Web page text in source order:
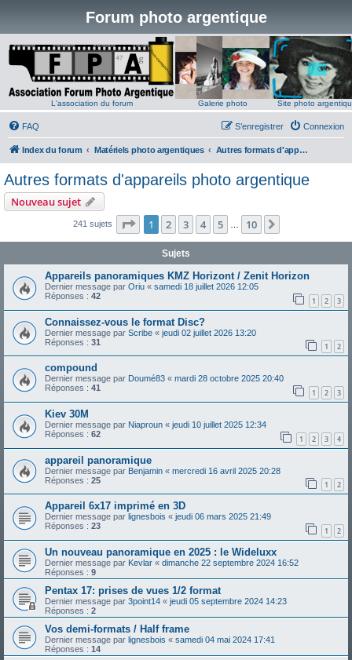
Forum photo argentique
L'association du forum Galerie photo Site photo
FAQ Connexion
S’enregistrer
Index du forum Matériels photo argentiques Autres formats d'appareils photo argentique
Autres formats d'appareils photo argentique
Nouveau sujet
241 sujets Page 1sur10
1 2 3 4 5 10
Sujets
Appareils panoramiques KMZ Horizont / Zenit Horizon
Dernier message par Oriu « samedi 18 juillet 2026 12:05
Réponses : 42 1 2 3
Connaissez-vous le format Disc?
Dernier message par Scribe « jeudi 02 juillet 2026 13:20
Réponses : 31 1 2
compound
Dernier message par Doumé83 « mardi 28 octobre 2025 20:40
Réponses : 41 1 2 3
Kiev 30M
Dernier message par Niaproun « jeudi 10 juillet 2025 12:34
Réponses : 62 1 2 3 4
appareil panoramique
Dernier message par Benjamin « mercredi 16 avril 2025 20:28
Réponses : 25 1 2
Appareil 6x17 imprimé en 3D
Dernier message par lignesbois « jeudi 06 mars 2025 21:49
Réponses : 23 1 2
Un nouveau panoramique en 2025 : le Wideluxx
Dernier message par Kevlar « dimanche 22 septembre 2024 16:52
Réponses : 9
Pentax 17: prises de vues 1/2 format
Dernier message par 3point14 « jeudi 05 septembre 2024 14:23
Réponses : 2
Vos demi-formats / Half frame
Dernier message par lignesbois « samedi 04 mai 2024 17:41
Réponses : 14